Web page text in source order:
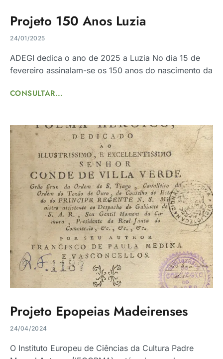
Projeto 150 Anos Luzia
24/01/2025
ADEGI dedica o ano de 2025 a Luzia No dia 15 de
fevereiro assinalam-se os 150 anos do nascimento da
CONSULTAR...
Projeto Epopeias Madeirenses
24/04/2024
O Instituto Europeu de Ciências da Cultura Padre